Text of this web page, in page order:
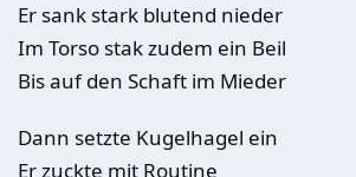
Er sank stark blutend nieder
Im Torso stak zudem ein Beil
Bis auf den Schaft im Mieder
Dann setzte Kugelhagel ein
Er zuckte mit Routine